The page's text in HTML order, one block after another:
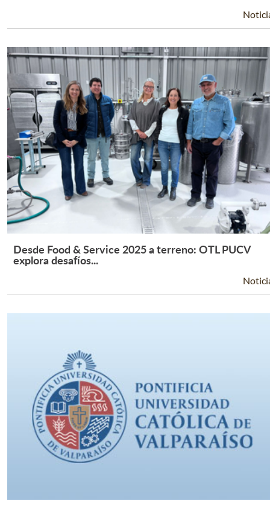
Leer Más +
Desde Food & Service 2025 a terreno: OTL PUCV
explora desafíos...